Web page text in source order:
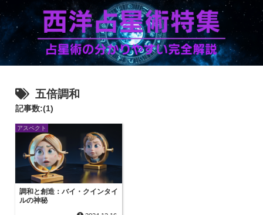
五倍調和
記事数:(1)
アスペクト
調和と創造：バイ・クインタイ
ルの神秘